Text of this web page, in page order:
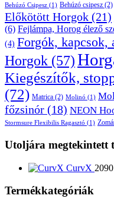
Behúzó Csipesz (1) Behúzó csipesz (2)
Előkötött Horgok (21)
(6) Fejlámpa, Horog élező
(4) Forgók, kapcsok,
Horgok (57)
Kiegészítők,
(72) Matrica (2) Molinó (1)
főzsinór (18) NEON
Stormsure Flexibilis Ragasztó (1)
Utoljára megtekintett
CurvX 2090
Termékkategóriák